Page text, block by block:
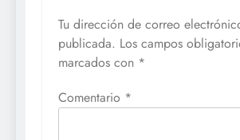
Tu dirección de correo
publicada. Los campos
marcados con *
Comentario *